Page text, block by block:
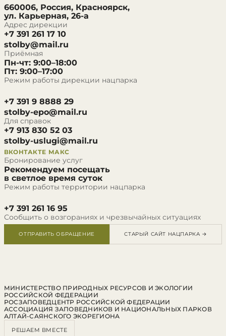
660006, Россия, Красноярск,
ул. Карьерная, 26-а
Адрес дирекции
+7 391 261 17 10
stolby@mail.ru
Приёмная
Пн-чт: 9:00–18:00
Пт: 9:00–17:00
Режим работы дирекции нацпарка
+7 391 9 8888 29
stolby-epo@mail.ru
Для справок
+7 913 830 52 03
stolby-uslugi@mail.ru
ВКОНТАКТЕ МАКС
Бронирование услуг
Рекомендуем посещать
в светлое время суток
Режим работы территории нацпарка
+7 391 261 16 95
Сообщить о возгораниях и чрезвычайных ситуациях
ОТПРАВИТЬ ОБРАЩЕНИЕ СТАРЫЙ САЙТ НАЦПАРКА →
МИНИСТЕРСТВО ПРИРОДНЫХ РЕСУРСОВ И ЭКОЛОГИИ
РОССИЙСКОЙ ФЕДЕРАЦИИ
РОСЗАПОВЕДЦЕНТР РОССИЙСКОЙ ФЕДЕРАЦИИ
АССОЦИАЦИЯ ЗАПОВЕДНИКОВ И НАЦИОНАЛЬНЫХ ПАРКОВ
АЛТАЙ-САЯНСКОГО ЭКОРЕГИОНА
РЕШАЕМ ВМЕСТЕ